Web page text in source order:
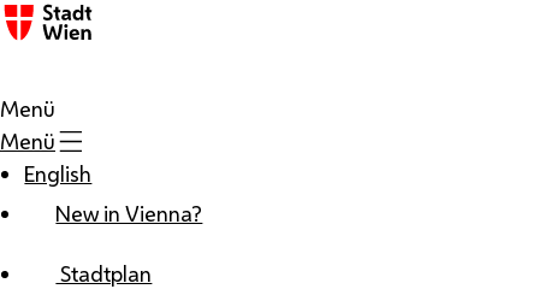
Zum Inhalt
Menü
Menü
English
New in Vienna?
Stadtplan